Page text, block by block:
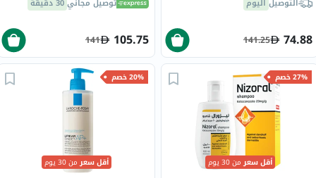
الشمس 30 75 مل
التوصيل اليوم
74.88
141.25
توصيل مجاني30 دقيقة
105.75
141
27% خصم
أقل سعرمن 30 يوم
20% خصم
أقل سعرمن 30 يوم